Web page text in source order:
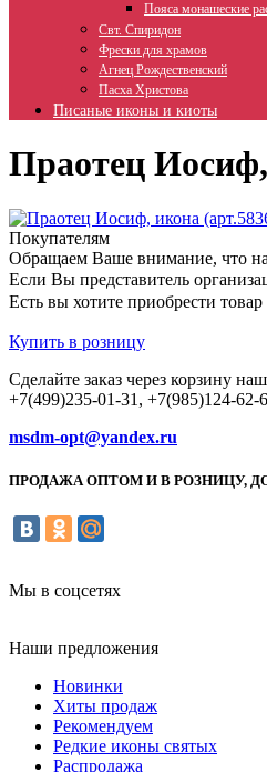
Пояса монашеские
Свт. Спиридон
Фрески для храмов
Агнец Рождественский
Пасха Христова
Писаные иконы и киоты
Праотец
Покупателям
Обращаем Ваше внимание, что на
Если Вы представитель
Есть вы хотите приобрести
Купить в розницу
Сделайте заказ через корзину
+7(499)235-01-31, +7(985)124-62-
msdm-opt@yandex.ru
ПРОДАЖА ОПТОМ И В РОЗНИЦУ,
Мы в соцсетях
Наши предложения
Новинки
Хиты продаж
Рекомендуем
Редкие иконы святых
Распродажа